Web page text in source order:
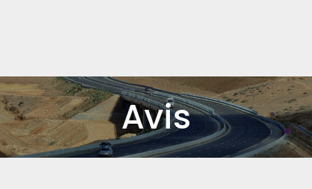
Avis